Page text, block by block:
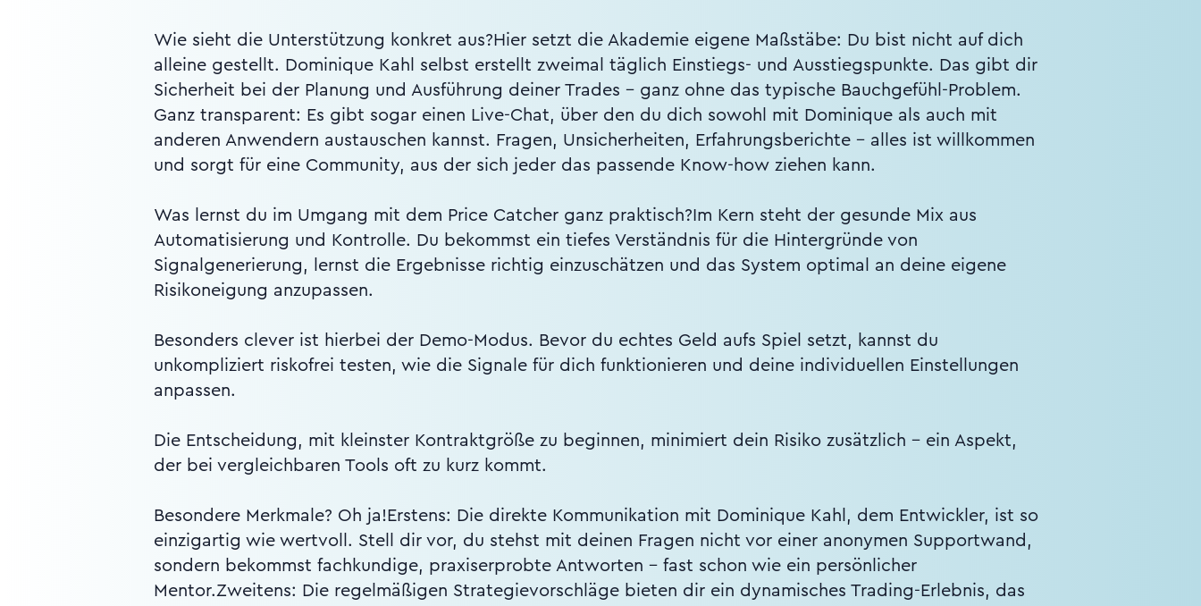
Wie sieht die Unterstützung konkret aus?Hier setzt die Akademie eigene Maßstäbe: Du bist nicht auf dich
alleine gestellt. Dominique Kahl selbst erstellt zweimal täglich Einstiegs- und Ausstiegspunkte. Das gibt dir
Sicherheit bei der Planung und Ausführung deiner Trades – ganz ohne das typische Bauchgefühl-Problem.
Ganz transparent: Es gibt sogar einen Live-Chat, über den du dich sowohl mit Dominique als auch mit
anderen Anwendern austauschen kannst. Fragen, Unsicherheiten, Erfahrungsberichte – alles ist willkommen
und sorgt für eine Community, aus der sich jeder das passende Know-how ziehen kann.
Was lernst du im Umgang mit dem Price Catcher ganz praktisch?Im Kern steht der gesunde Mix aus
Automatisierung und Kontrolle. Du bekommst ein tiefes Verständnis für die Hintergründe von
Signalgenerierung, lernst die Ergebnisse richtig einzuschätzen und das System optimal an deine eigene
Risikoneigung anzupassen.
Besonders clever ist hierbei der Demo-Modus. Bevor du echtes Geld aufs Spiel setzt, kannst du
unkompliziert riskofrei testen, wie die Signale für dich funktionieren und deine individuellen Einstellungen
anpassen.
Die Entscheidung, mit kleinster Kontraktgröße zu beginnen, minimiert dein Risiko zusätzlich – ein Aspekt,
der bei vergleichbaren Tools oft zu kurz kommt.
Besondere Merkmale? Oh ja!Erstens: Die direkte Kommunikation mit Dominique Kahl, dem Entwickler, ist so
einzigartig wie wertvoll. Stell dir vor, du stehst mit deinen Fragen nicht vor einer anonymen Supportwand,
sondern bekommst fachkundige, praxiserprobte Antworten – fast schon wie ein persönlicher
Mentor.Zweitens: Die regelmäßigen Strategievorschläge bieten dir ein dynamisches Trading-Erlebnis, das